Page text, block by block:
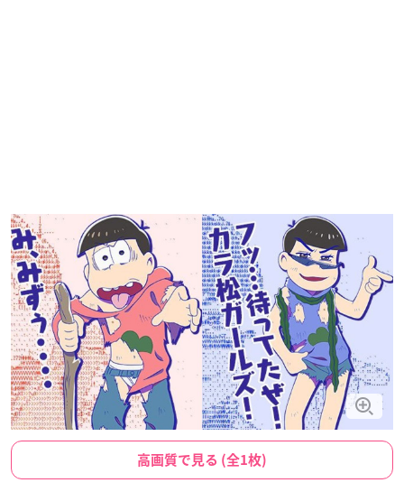
高画質で見る (全1枚)